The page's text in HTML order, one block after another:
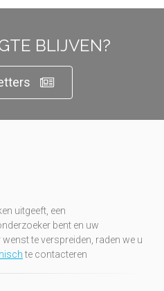
BLIJVEN?
uitgeeft, een
bent en uw
te verspreiden, raden we u
te contacteren